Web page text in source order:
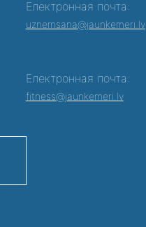
Електронная почта:
uznemsana@jaunkemeri.lv
Електронная почта:
fitness@jaunkemeri.lv